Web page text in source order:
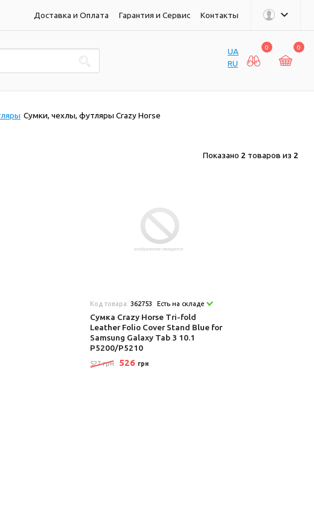
Доставка и Оплата Гарантия и Сервис Контакты
UA
RU
0 0
Сумки, чехлы, футляры Crazy Horse
Показано 2 товаров из 2
Код товара:362753 Есть на складе
Сумка Crazy Horse Tri-fold
Leather Folio Cover Stand Blue for
Samsung Galaxy Tab 3 10.1
P5200/P5210
527 грн 526 грн